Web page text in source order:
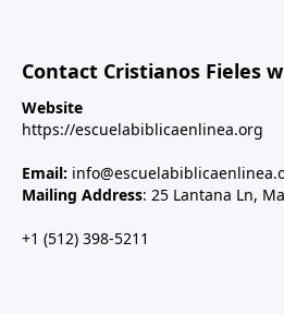
Contact Cristianos Fieles
Website
https://escuelabiblicaenlinea.org
Email:
Mailing Address: 25 Lantana Ln,
+1 (512) 398-5211